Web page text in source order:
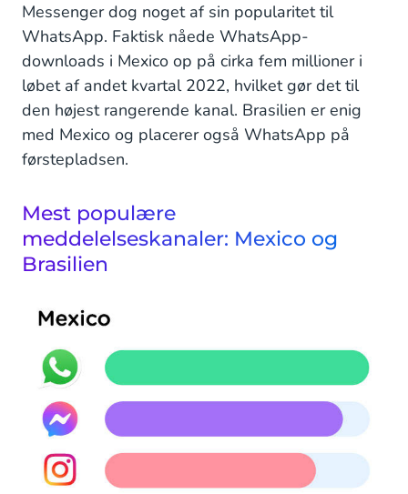
Messenger dog noget af sin popularitet til
WhatsApp. Faktisk nåede WhatsApp-
downloads i Mexico op på cirka fem millioner i
løbet af andet kvartal 2022, hvilket gør det til
den højest rangerende kanal. Brasilien er enig
med Mexico og placerer også WhatsApp på
førstepladsen.
Mest populære
meddelelseskanaler: Mexico og
Brasilien